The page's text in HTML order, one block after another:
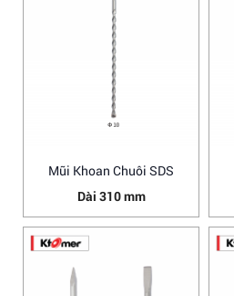
Mũi Khoan Chuôi SDS
Dài 310 mm